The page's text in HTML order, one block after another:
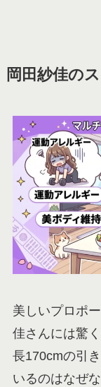
岡田紗佳の
美しいプロポ
佳さんには驚
長170cmの引
いるのはなぜ